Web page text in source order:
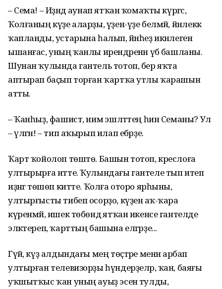
– Сема! – Иҙәндә аунап ятҡан ҡомаҡты күргәс,
Ҡолғаның күҙе аларҙы, үҙен-үҙе белмәй, йәнлеккә
ҡапланды, устарына һалып, йәнһеҙ икәнлегенә
ышанғас, уның ҡанлы ирендәренән үбә башланы.
Шунан ҡулында гантель тотоп, бер яҡта
аптырап баҫып торған ҡартҡа утлы ҡарашын
атты.
– Ҡанһыҙ, фашист, нимә эшләттең һин Семаны? Ул
– үлгән! – тип аҡырып илап ебәрҙе.
Ҡарт ҡойолоп төштө. Башын тотоп, креслоға
ултырырға итте. Ҡулындағы гантеле тып итеп
иҙәнгә төшөп китте. Ҡолға оторо ярһыны,
ултырғысты тибеп осорҙо, күҙенә аҡ-ҡара
күренмәй, ишек төбөндә ятҡан икенсе гантелде
эләктереп, ҡарттың башына елгәрҙе...
Гүйә, күҙ алдындағы мең төҫтәре менән арбап
ултырған телевизорҙы һүндерҙеләр, ҡан, баяғы
уҡшытҡыс ҡан уның ауыҙ эсенә тулды,